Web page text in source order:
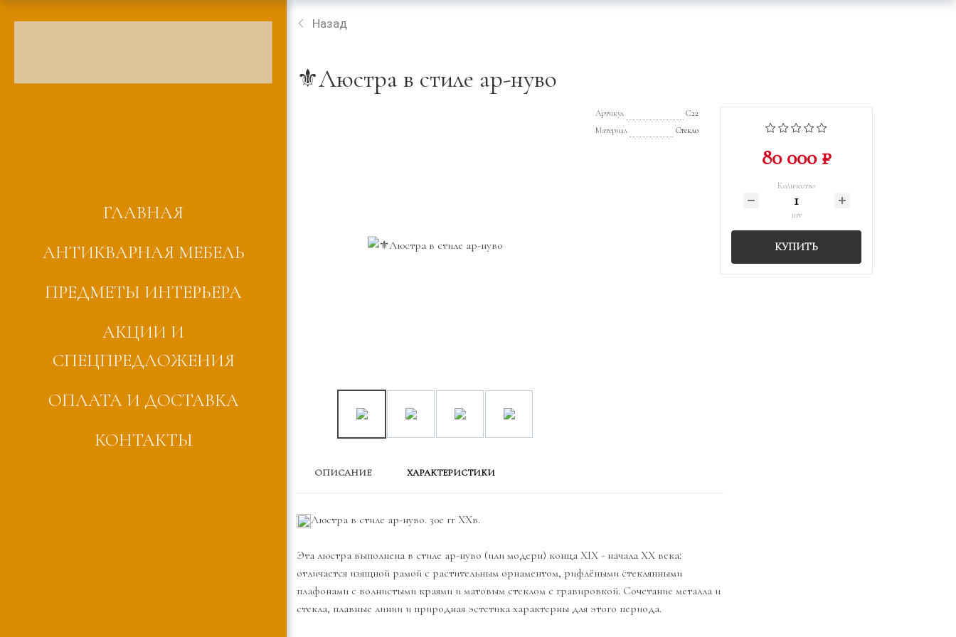
ГЛАВНАЯ
АНТИКВАРНАЯ МЕБЕЛЬ
ПРЕДМЕТЫ ИНТЕРЬЕРА
АКЦИИ И
СПЕЦПРЕДЛОЖЕНИЯ
ОПЛАТА И ДОСТАВКА
КОНТАКТЫ
Назад
⚜️Люстра в стиле ар-нуво
Артикул
C22
Материал
Стекло
80 000 ₽
Количество
шт
КУПИТЬ
ОПИСАНИЕ ХАРАКТЕРИСТИКИ
Люстра в стиле ар-нуво. 30е гг XXв.
Эта люстра выполнена в стиле ар-нуво (или модерн) конца XIX - начала XX века:
отличается изящной рамой с растительным орнаментом, рифлёными стеклянными
плафонами с волнистыми краями и матовым стеклом с гравировкой. Сочетание металла и
стекла, плавные линии и природная эстетика характерны для этого периода.